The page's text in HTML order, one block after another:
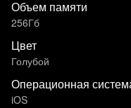
Объем памяти
256Гб
Цвет
Голубой
Операционная
iOS